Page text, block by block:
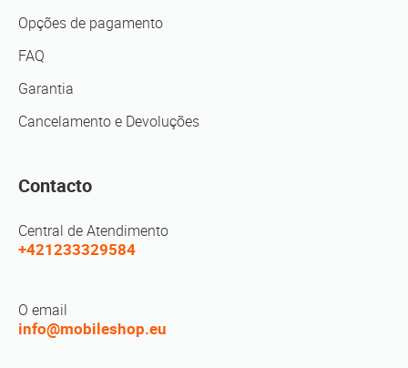
Opções de pagamento
FAQ
Garantia
Cancelamento e Devoluções
Contacto
Central de Atendimento
+421233329584
O email
info@mobileshop.eu